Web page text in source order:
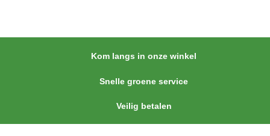
Kom langs in onze winkel
Snelle groene service
Veilig betalen